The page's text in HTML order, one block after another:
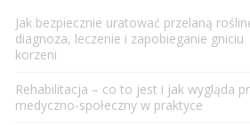
Jak bezpiecznie uratować przelaną
diagnoza, leczenie i zapobieganie gniciu
korzeni
Rehabilitacja – co to jest i jak wygląda
medyczno-społeczny w praktyce